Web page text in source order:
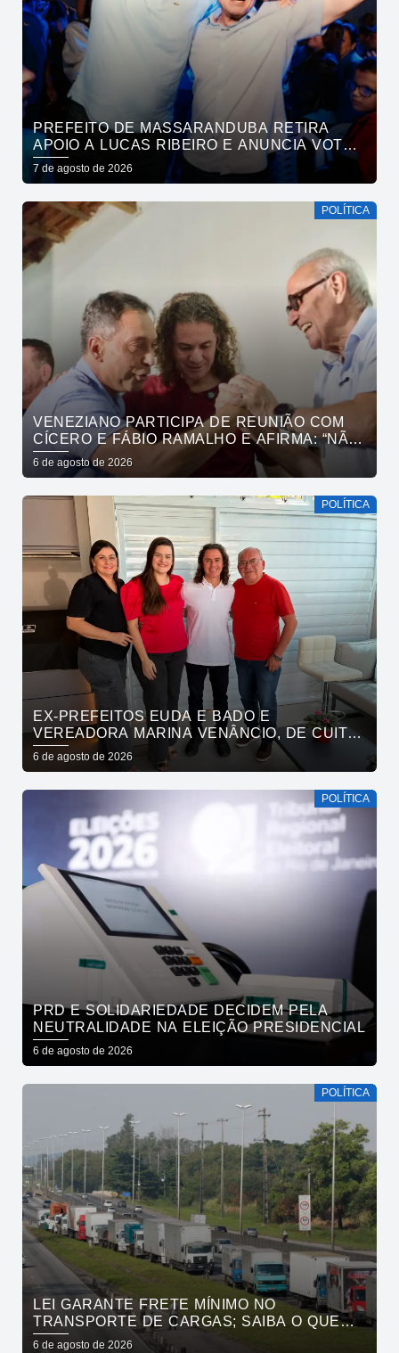
PREFEITO DE MASSARANDUBA RETIRA
APOIO A LUCAS RIBEIRO E ANUNCIA VOTO
EM CÍCERO PARA O GOVERNO
7 de agosto de 2026
POLÍTICA
VENEZIANO PARTICIPA DE REUNIÃO COM
CÍCERO E FÁBIO RAMALHO E AFIRMA: “NÃO
ESTAMOS COMPRANDO CONSCIÊNCIAS,
MAS MOSTRANDO TRABALHO
6 de agosto de 2026
POLÍTICA
EX-PREFEITOS EUDA E BADO E
VEREADORA MARINA VENÂNCIO, DE CUITÉ,
REAFIRMAM APOIO A CÍCERO, VENEZIANO E
ANDRÉ GADELHA
6 de agosto de 2026
POLÍTICA
PRD E SOLIDARIEDADE DECIDEM PELA
NEUTRALIDADE NA ELEIÇÃO PRESIDENCIAL
6 de agosto de 2026
POLÍTICA
LEI GARANTE FRETE MÍNIMO NO
TRANSPORTE DE CARGAS; SAIBA O QUE
MUDA
6 de agosto de 2026